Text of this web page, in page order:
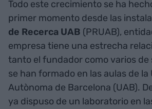
Todo este crecimiento se ha
primer momento desde las
de Recerca UAB (PRUAB),
empresa tiene una estrecha
tanto el fundador como varios de
se han formado en las aulas de
Autònoma de Barcelona (UAB).
ya dispuso de un laboratorio en